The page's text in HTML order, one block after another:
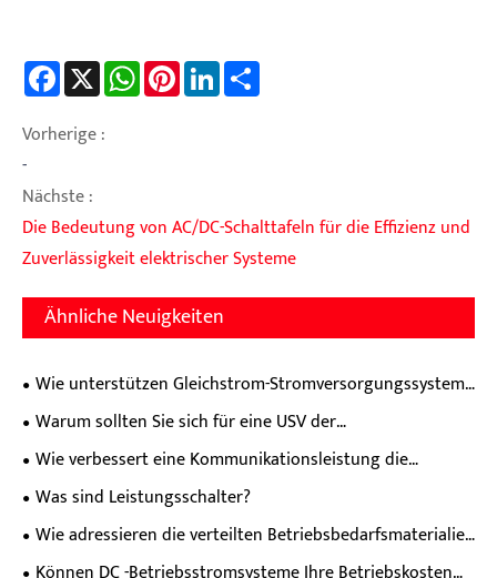
Facebook WhatsAppPinterestLinkedIn
Vorherige :
-
Nächste :
Die Bedeutung von AC/DC-Schalttafeln für die Effizienz und
Zuverlässigkeit elektrischer Systeme
Ähnliche Neuigkeiten
Wie unterstützen Gleichstrom-Stromversorgungssysteme
eine stabile industrielle Stromverteilung?
Warum sollten Sie sich für eine USV der
Hochfrequenzserie für einen Leistungsschutz der nächsten
Stufe entscheiden?
Wie verbessert eine Kommunikationsleistung die
Zuverlässigkeit moderner Netzwerke?
Was sind Leistungsschalter?
Wie adressieren die verteilten Betriebsbedarfsmaterialien
Stromversorgungsschmerzpunkte von dezentralen Geräten